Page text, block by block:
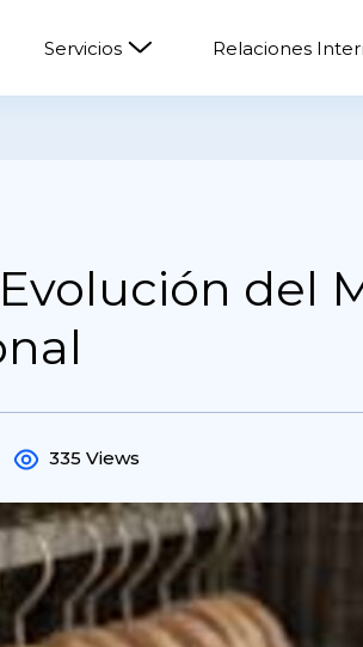
Servicios Relaciones
del
335 Views